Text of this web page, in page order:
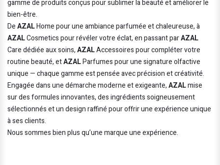
gamme de produits conçus pour sublimer la beauté et améliorer le
bien-être.
DeAZALHome pour une ambiance parfumée et chaleureuse, à
AZALCosmetics pour révéler votre éclat, en passant parAZAL
Care dédiée aux soins,AZALAccessoires pour compléter votre
routine beauté, etAZALParfumes pour une signature olfactive
unique — chaque gamme est pensée avec précision et créativité.
Engagée dans une démarche moderne et exigeante,AZALmise
sur des formules innovantes, des ingrédients soigneusement
sélectionnés et un design raffiné pour offrir une expérience unique
à ses clients.
Nous sommes bien plus qu’une marque une expérience.